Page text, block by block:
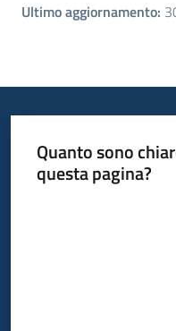
Ultimo aggiornamento:
Quanto sono
questa pagina?